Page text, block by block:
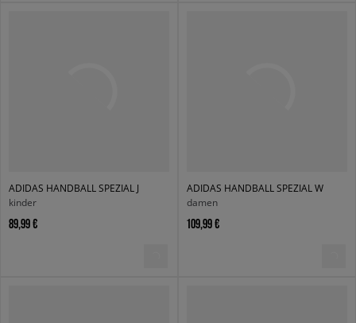
ADIDAS HANDBALL SPEZIAL J
kinder
89,99 €
ADIDAS HANDBALL SPEZIAL W
damen
109,99 €